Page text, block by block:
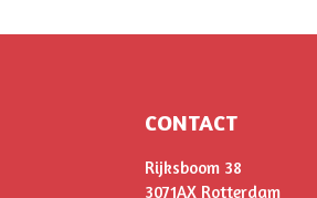
CONTACT
Rijksboom 38
3071AX Rotterdam